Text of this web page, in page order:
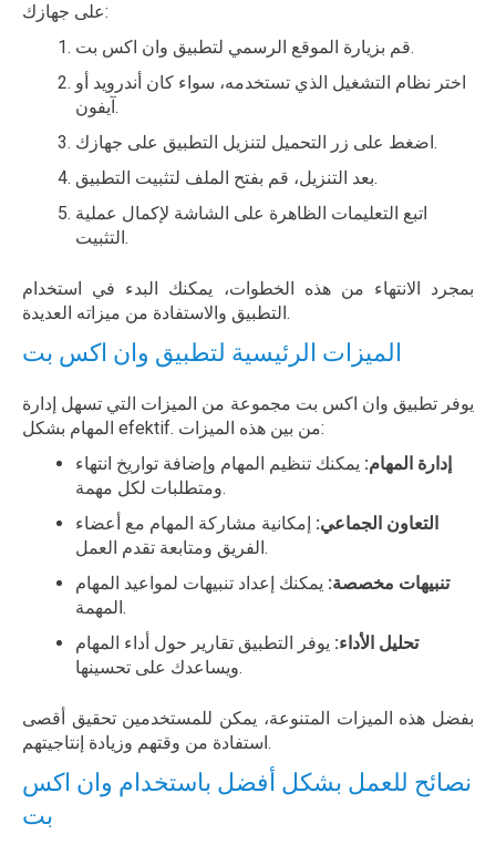
على جهازك:
قم بزيارة الموقع الرسمي لتطبيق وان اكس بت.
اختر نظام التشغيل الذي تستخدمه، سواء كان أندرويد أو
آيفون.
اضغط على زر التحميل لتنزيل التطبيق على جهازك.
بعد التنزيل، قم بفتح الملف لتثبيت التطبيق.
اتبع التعليمات الظاهرة على الشاشة لإكمال عملية
التثبيت.
بمجرد الانتهاء من هذه الخطوات، يمكنك البدء في استخدام
التطبيق والاستفادة من ميزاته العديدة.
الميزات الرئيسية لتطبيق وان اكس بت
يوفر تطبيق وان اكس بت مجموعة من الميزات التي تسهل إدارة
المهام بشكل efektif. من بين هذه الميزات:
إدارة المهام: يمكنك تنظيم المهام وإضافة تواريخ انتهاء
ومتطلبات لكل مهمة.
التعاون الجماعي: إمكانية مشاركة المهام مع أعضاء
الفريق ومتابعة تقدم العمل.
تنبيهات مخصصة: يمكنك إعداد تنبيهات لمواعيد المهام
المهمة.
تحليل الأداء: يوفر التطبيق تقارير حول أداء المهام
ويساعدك على تحسينها.
بفضل هذه الميزات المتنوعة، يمكن للمستخدمين تحقيق أقصى
استفادة من وقتهم وزيادة إنتاجيتهم.
نصائح للعمل بشكل أفضل باستخدام وان اكس
بت